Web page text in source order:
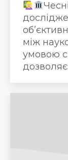
між
умовою